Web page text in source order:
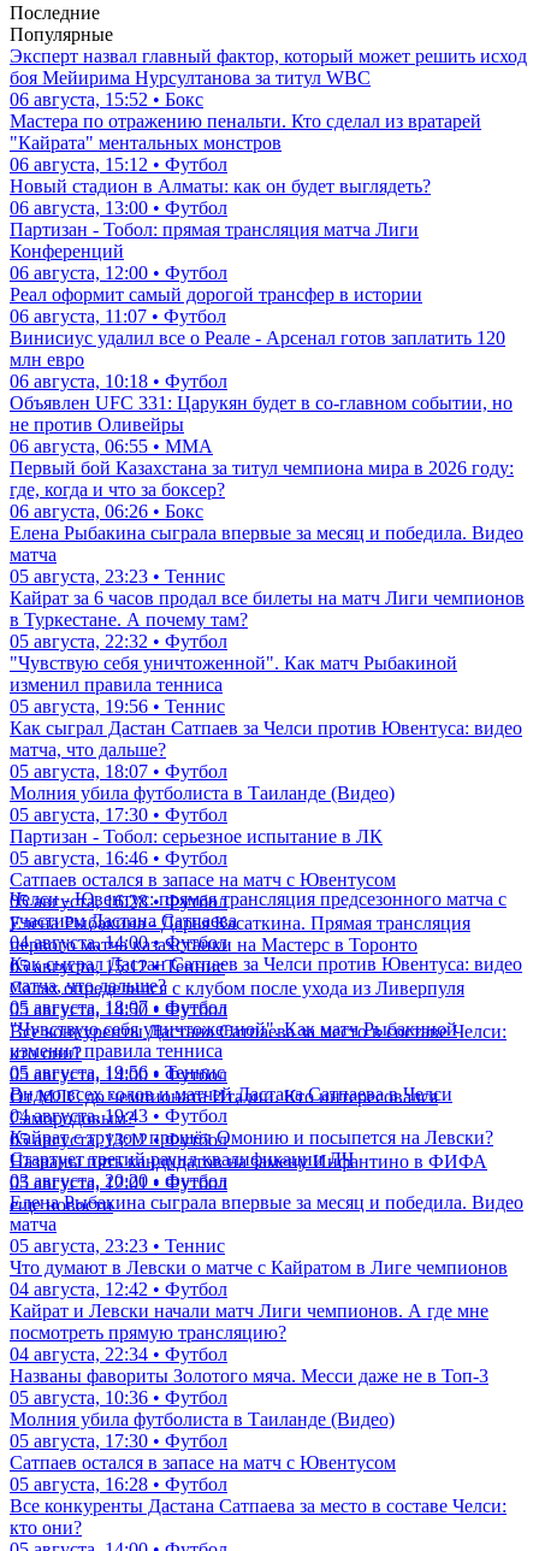
Последние
Популярные
Эксперт назвал главный фактор, который может решить исход
боя Мейирима Нурсултанова за титул WBC
06 августа, 15:52 • Бокс
Мастера по отражению пенальти. Кто сделал из вратарей
"Кайрата" ментальных монстров
06 августа, 15:12 • Футбол
Новый стадион в Алматы: как он будет выглядеть?
06 августа, 13:00 • Футбол
Партизан - Тобол: прямая трансляция матча Лиги
Конференций
06 августа, 12:00 • Футбол
Реал оформит самый дорогой трансфер в истории
06 августа, 11:07 • Футбол
Винисиус удалил все о Реале - Арсенал готов заплатить 120
млн евро
06 августа, 10:18 • Футбол
Объявлен UFC 331: Царукян будет в со-главном событии, но
не против Оливейры
06 августа, 06:55 • ММА
Первый бой Казахстана за титул чемпиона мира в 2026 году:
где, когда и что за боксер?
06 августа, 06:26 • Бокс
Елена Рыбакина сыграла впервые за месяц и победила. Видео
матча
05 августа, 23:23 • Теннис
Кайрат за 6 часов продал все билеты на матч Лиги чемпионов
в Туркестане. А почему там?
05 августа, 22:32 • Футбол
"Чувствую себя уничтоженной". Как матч Рыбакиной
изменил правила тенниса
05 августа, 19:56 • Теннис
Как сыграл Дастан Сатпаев за Челси против Ювентуса: видео
матча, что дальше?
05 августа, 18:07 • Футбол
Молния убила футболиста в Таиланде (Видео)
05 августа, 17:30 • Футбол
Партизан - Тобол: серьезное испытание в ЛК
05 августа, 16:46 • Футбол
Сатпаев остался в запасе на матч с Ювентусом
05 августа, 16:28 • Футбол
Елена Рыбакина - Дарья Касаткина. Прямая трансляция
первого матча казахстанки на Мастерс в Торонто
05 августа, 15:12 • Теннис
Салах определился с клубом после ухода из Ливерпуля
05 августа, 14:50 • Футбол
Все конкуренты Дастана Сатпаева за место в составе Челси:
кто они?
05 августа, 14:00 • Футбол
От МЛС до чемпионата Италии. Кто интересовался
Самородовым?
05 августа, 13:12 • Футбол
Названы пять кандидатов на замену Инфантино в ФИФА
05 августа, 12:01 • Футбол
еще новости
Челси - Ювентус: прямая трансляция предсезонного матча с
участием Дастана Сатпаева
04 августа, 14:00 • Футбол
Как сыграл Дастан Сатпаев за Челси против Ювентуса: видео
матча, что дальше?
05 августа, 18:07 • Футбол
"Чувствую себя уничтоженной". Как матч Рыбакиной
изменил правила тенниса
05 августа, 19:56 • Теннис
Видео всех голов и матчей Дастана Сатпаева в Челси
04 августа, 19:43 • Футбол
Кайрат с трудом прошёл Омонию и посыпется на Левски?
Стартует третий раунд квалификации ЛЧ
03 августа, 20:20 • Футбол
Елена Рыбакина сыграла впервые за месяц и победила. Видео
матча
05 августа, 23:23 • Теннис
Что думают в Левски о матче с Кайратом в Лиге чемпионов
04 августа, 12:42 • Футбол
Кайрат и Левски начали матч Лиги чемпионов. А где мне
посмотреть прямую трансляцию?
04 августа, 22:34 • Футбол
Названы фавориты Золотого мяча. Месси даже не в Топ-3
05 августа, 10:36 • Футбол
Молния убила футболиста в Таиланде (Видео)
05 августа, 17:30 • Футбол
Сатпаев остался в запасе на матч с Ювентусом
05 августа, 16:28 • Футбол
Все конкуренты Дастана Сатпаева за место в составе Челси:
кто они?